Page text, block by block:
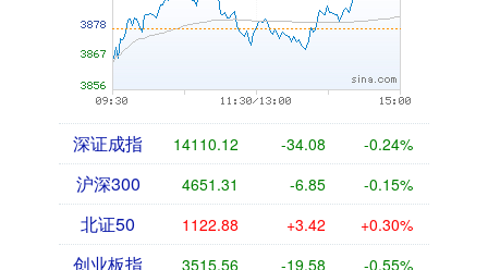
深证成指 14110.12 -34.08 -0.24%
沪深300 4651.31 -6.85 -0.15%
北证50 1122.88 +3.42 +0.30%
创业板指 3515.56 -19.58 -0.55%